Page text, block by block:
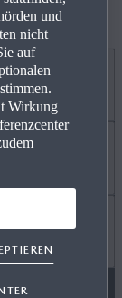
und
nicht
auf
Wirkung